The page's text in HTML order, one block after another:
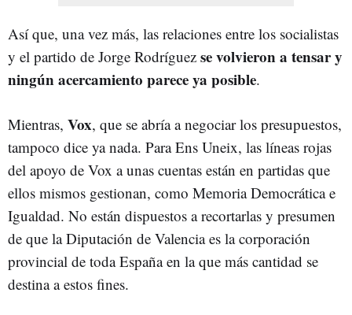
Así que, una vez más, las relaciones entre los socialistas
y el partido de Jorge Rodríguez se volvieron a tensar y
ningún acercamiento parece ya posible.
Mientras, Vox, que se abría a negociar los presupuestos,
tampoco dice ya nada. Para Ens Uneix, las líneas rojas
del apoyo de Vox a unas cuentas están en partidas que
ellos mismos gestionan, como Memoria Democrática e
Igualdad. No están dispuestos a recortarlas y presumen
de que la Diputación de Valencia es la corporación
provincial de toda España en la que más cantidad se
destina a estos fines.